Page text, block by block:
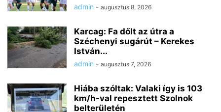
admin - augusztus 8, 2026
Karcag: Fa dőlt az útra a
Széchenyi sugárút – Kerekes
István...
admin - augusztus 7, 2026
Hiába szóltak: Valaki így is 103
km/h-val repesztett Szolnok
belterületén